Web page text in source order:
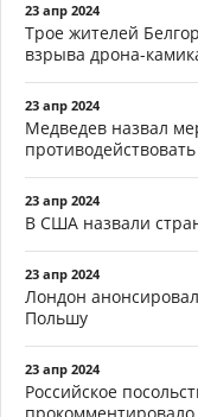
23 апр 2024
Трое жителей
взрыва дрона-
23 апр 2024
Медведев назвал
23 апр 2024
В США назвали
23 апр 2024
Лондон
Польшу
23 апр 2024
Российское